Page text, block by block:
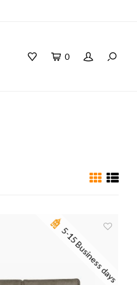
0
5-15 Business days